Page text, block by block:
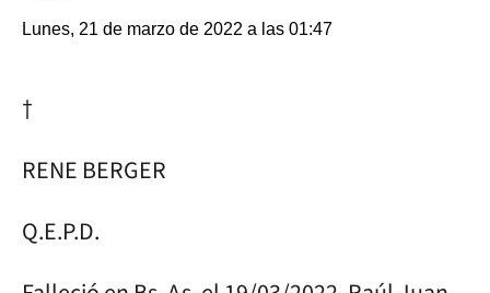
Lunes, 21 de marzo de 2022 a las 01:47
†
RENE BERGER
Q.E.P.D.